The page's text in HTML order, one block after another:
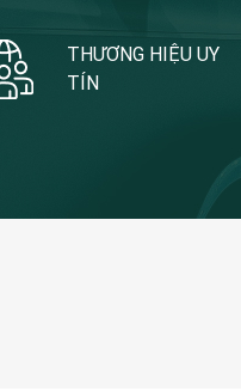
THƯƠNG HIỆU UY
TÍN